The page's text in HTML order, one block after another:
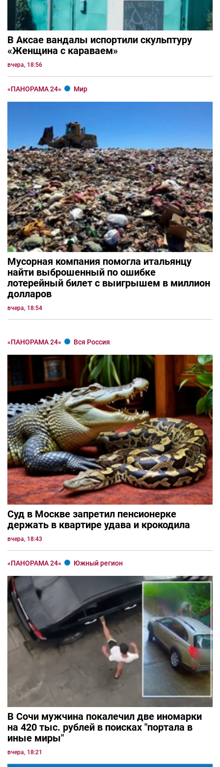
В Аксае вандалы испортили скульптуру
«Женщина с караваем»
вчера, 18:56
«ПАНОРАМА 24» Мир
Мусорная компания помогла итальянцу
найти выброшенный по ошибке
лотерейный билет с выигрышем в миллион
долларов
вчера, 18:54
«ПАНОРАМА 24» Вся Россия
Суд в Москве запретил пенсионерке
держать в квартире удава и крокодила
вчера, 18:43
«ПАНОРАМА 24» Южный регион
В Сочи мужчина покалечил две иномарки
на 420 тыс. рублей в поисках "портала в
иные миры"
вчера, 18:21